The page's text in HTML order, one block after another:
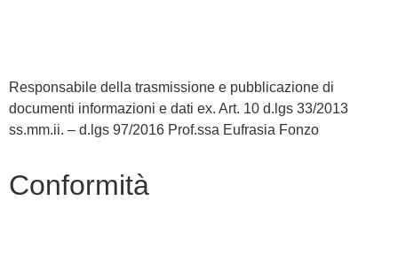
Responsabile della trasmissione e pubblicazione di
documenti informazioni e dati ex. Art. 10 d.lgs 33/2013
ss.mm.ii. – d.lgs 97/2016 Prof.ssa Eufrasia Fonzo
Conformità